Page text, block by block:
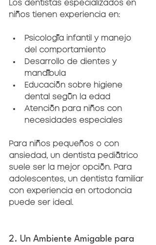
Los dentistas especializados en
niños tienen experiencia en:
Psicología infantil y manejo
del comportamiento
Desarrollo de dientes y
mandíbula
Educación sobre higiene
dental según la edad
Atención para niños con
necesidades especiales
Para niños pequeños o con
ansiedad, un dentista pediátrico
suele ser la mejor opción. Para
adolescentes, un dentista familiar
con experiencia en ortodoncia
puede ser ideal.
2. Un Ambiente Amigable para